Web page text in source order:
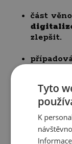
část
zlepšit.
Tyto
K